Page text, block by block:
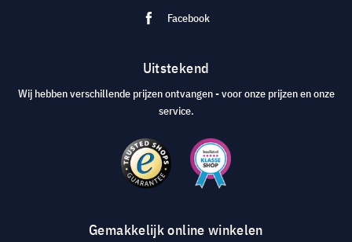
Facebook
Uitstekend
Wij hebben verschillende prijzen ontvangen - voor onze prijzen en onze
service.
Gemakkelijk online winkelen